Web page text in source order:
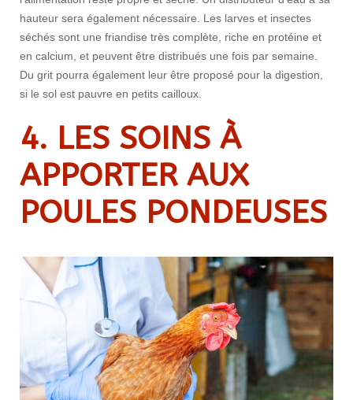
hauteur sera également nécessaire. Les larves et insectes
séchés sont une friandise très complète, riche en protéine et
en calcium, et peuvent être distribués une fois par semaine.
Du grit pourra également leur être proposé pour la digestion,
si le sol est pauvre en petits cailloux.
4. LES SOINS À
APPORTERAUX
POULES PONDEUSES